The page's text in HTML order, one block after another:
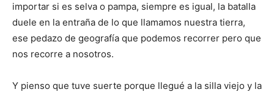
importar si es selva o pampa, siempre es igual, la batalla
duele en la entraña de lo que llamamos nuestra tierra,
ese pedazo de geografía que podemos recorrer pero que
nos recorre a nosotros.
Y pienso que tuve suerte porque llegué a la silla viejo y la